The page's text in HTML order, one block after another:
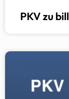
PKV zu